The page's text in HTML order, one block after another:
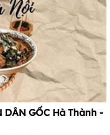
GỐC Hà Thành -